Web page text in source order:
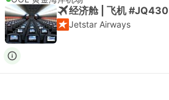
经济舱 | 飞机 #JQ430
Jetstar Airways